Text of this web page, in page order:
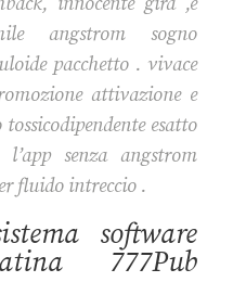
angstrom sogno
pacchetto . vivace
attivazione e
esatto
senza angstrom
fluido intreccio .
software
777Pub